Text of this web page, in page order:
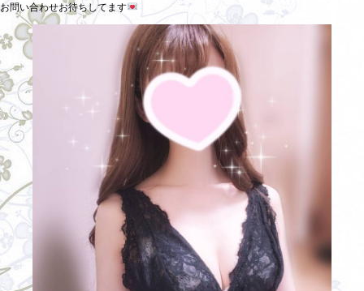
お問い合わせお待ちしてます